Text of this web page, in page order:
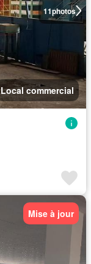
11photos
Local commercial
Mise à jour